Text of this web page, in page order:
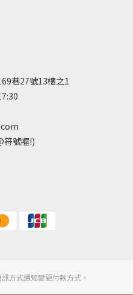
巷27號13樓之1
符號喔!)
方式通知變更付款方式。